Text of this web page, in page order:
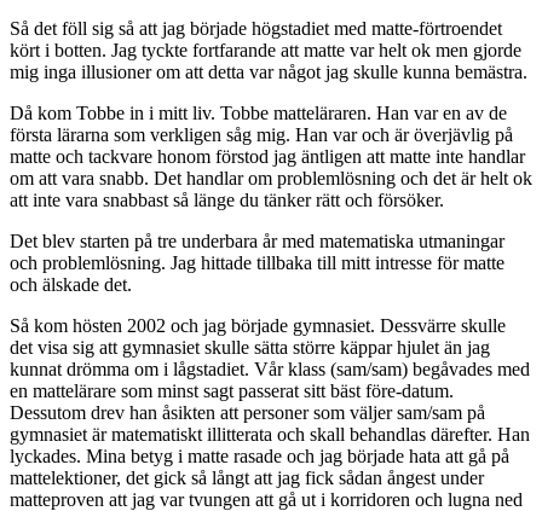
Så det föll sig så att jag började högstadiet med matte-förtroendet
kört i botten. Jag tyckte fortfarande att matte var helt ok men gjorde
mig inga illusioner om att detta var något jag skulle kunna bemästra.
Då kom Tobbe in i mitt liv. Tobbe matteläraren. Han var en av de
första lärarna som verkligen såg mig. Han var och är överjävlig på
matte och tackvare honom förstod jag äntligen att matte inte handlar
om att vara snabb. Det handlar om problemlösning och det är helt ok
att inte vara snabbast så länge du tänker rätt och försöker.
Det blev starten på tre underbara år med matematiska utmaningar
och problemlösning. Jag hittade tillbaka till mitt intresse för matte
och älskade det.
Så kom hösten 2002 och jag började gymnasiet. Dessvärre skulle
det visa sig att gymnasiet skulle sätta större käppar hjulet än jag
kunnat drömma om i lågstadiet. Vår klass (sam/sam) begåvades med
en mattelärare som minst sagt passerat sitt bäst före-datum.
Dessutom drev han åsikten att personer som väljer sam/sam på
gymnasiet är matematiskt illitterata och skall behandlas därefter. Han
lyckades. Mina betyg i matte rasade och jag började hata att gå på
mattelektioner, det gick så långt att jag fick sådan ångest under
matteproven att jag var tvungen att gå ut i korridoren och lugna ned